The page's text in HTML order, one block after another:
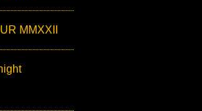
MMXXII